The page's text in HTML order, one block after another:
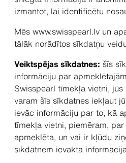
izmantot, lai identificētu
Mēs www.swisspearl.lv un
tālāk norādītos sīkdatņu
Veiktspējas sīkdatnes: šīs
informāciju par
Swisspearl tīmekļa vietni,
varam šīs sīkdatnes iekļaut
ievāc informāciju par to, kā
tīmekļa vietni, piemēram,
apmeklēta, un vai ir kļūdu
sīkdatnēm ievāktā